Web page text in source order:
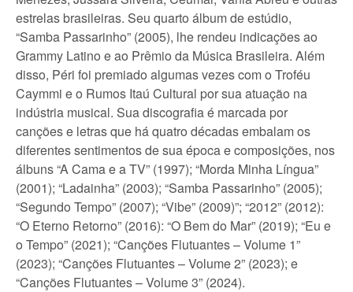
estrelas brasileiras. Seu quarto álbum de estúdio,
“Samba Passarinho” (2005), lhe rendeu indicações ao
Grammy Latino e ao Prêmio da Música Brasileira. Além
disso, Péri foi premiado algumas vezes com o Troféu
Caymmi e o Rumos Itaú Cultural por sua atuação na
indústria musical. Sua discografia é marcada por
canções e letras que há quatro décadas embalam os
diferentes sentimentos de sua época e composições, nos
álbuns “A Cama e a TV” (1997); “Morda Minha Língua”
(2001); “Ladainha” (2003); “Samba Passarinho” (2005);
“Segundo Tempo” (2007); “Vibe” (2009)”; “2012” (2012):
“O Eterno Retorno” (2016): “O Bem do Mar” (2019); “Eu e
o Tempo” (2021); “Canções Flutuantes – Volume 1”
(2023); “Canções Flutuantes – Volume 2” (2023); e
“Canções Flutuantes – Volume 3” (2024).